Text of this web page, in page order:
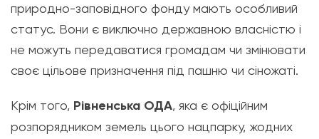
природно-заповідного фонду мають особливий
статус. Вони є виключно державною власністю і
не можуть передаватися громадам чи змінювати
своє цільове призначення під пашню чи сіножаті.
Крім того, Рівненська ОДА, яка є офіційним
розпорядником земель цього нацпарку, жодних